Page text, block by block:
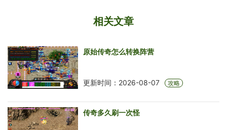
相关文章
原始传奇怎么转换阵营
更新时间：2026-08-07 攻略
传奇多久刷一次怪